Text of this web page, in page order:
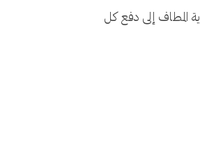
المطاف إلى دفع كل